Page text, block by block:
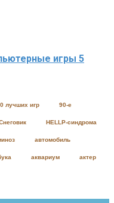
игры 5
лучших игр 90-е
HELLP-синдрома
автомобиль
аквариум актер